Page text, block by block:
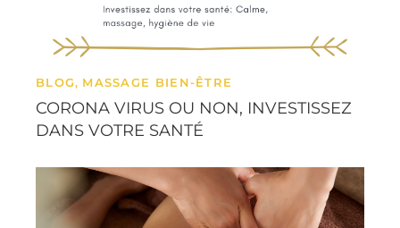
BLOG, MASSAGE BIEN-ÊTRE
CORONA VIRUS OU NON, INVESTISSEZ
DANS VOTRE SANTÉ